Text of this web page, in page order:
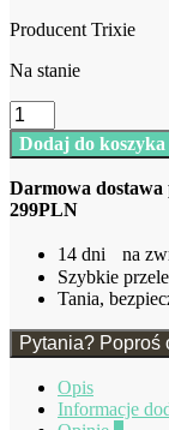
Producent Trixie
Na stanie
ilość
Pies
Tornister
Dodaj do koszyka
Darmowa
299PLN
14 dni na
Szybkie
Tania,
Pytania? Poproś
Opis
Informacje